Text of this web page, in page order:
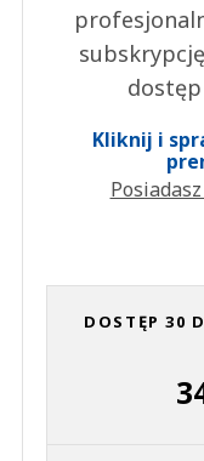
Kliknij i
DOSTĘP 30